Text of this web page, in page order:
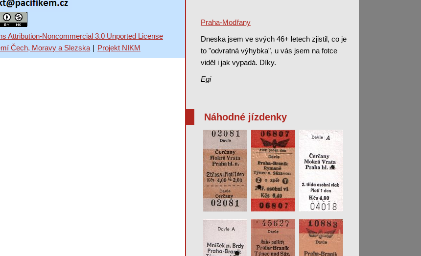
Praha-Modřany
Dneska jsem ve svých 46+ letech zjistil, co je
to "odvratná výhybka", u vás jsem na fotce
viděl i jak vypadá. Díky.
Egi
Náhodné jízdenky
Attribution-Noncommercial 3.0 Unported License
Čech, Moravy a Slezska | Projekt NIKM